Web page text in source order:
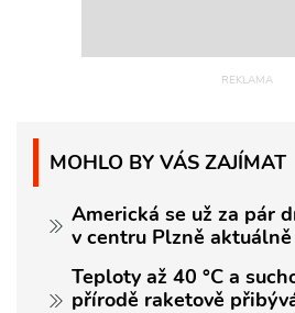
MOHLO BY VÁS ZAJÍMAT
Americká se už za pár
v centru Plzně aktuálně
Teploty až 40 °C a
přírodě raketově